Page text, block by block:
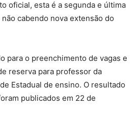
oficial, esta é a segunda e última
cabendo nova extensão do
para o preenchimento de vagas e
reserva para professor da
Estadual de ensino. O resultado
publicados em 22 de